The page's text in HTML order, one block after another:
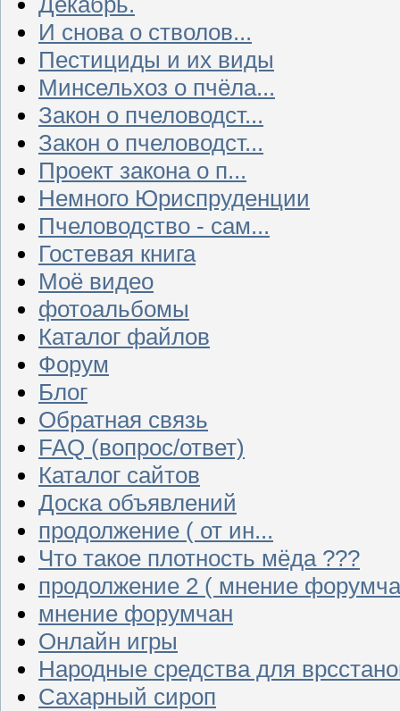
И снова о стволов...
Пестициды и их виды
Минсельхоз о пчёла...
Закон о пчеловодст...
Закон о пчеловодст...
Проект закона о п...
Немного Юриспруденции
Пчеловодство - сам...
Гостевая книга
Моё видео
фотоальбомы
Каталог файлов
Форум
Блог
Обратная связь
FAQ (вопрос/ответ)
Каталог сайтов
Доска объявлений
продолжение ( от ин...
Что такое плотность мёда ???
продолжение 2 ( мнение
мнение форумчан
Онлайн игры
Народные средства для
Сахарный сироп